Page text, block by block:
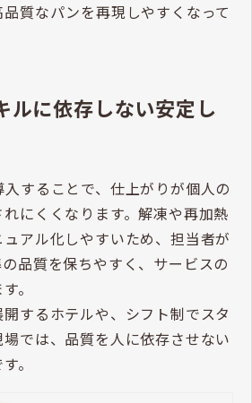
質なパンを再現しやすくなって
ルに依存しない安定し
することで、仕上がりが個人の
にくくなります。解凍や再加熱
アル化しやすいため、担当者が
品質を保ちやすく、サービスの
。
するホテルや、シフト制でスタ
では、品質を人に依存させない
。